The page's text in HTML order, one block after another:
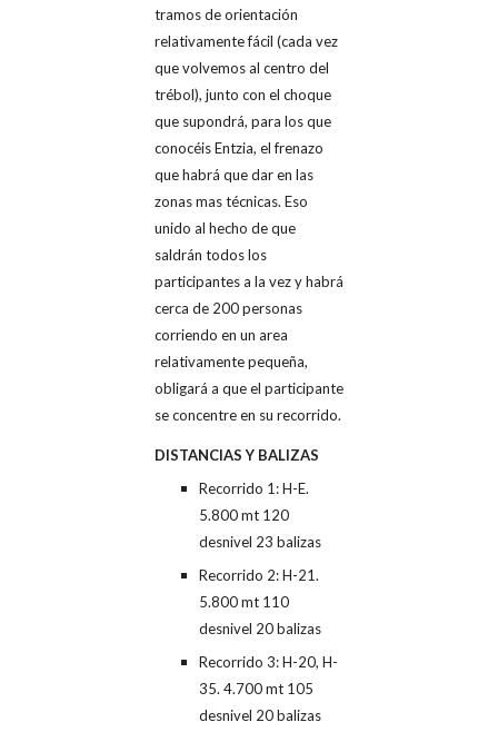
tramos de orientación
relativamente fácil (cada vez
que volvemos al centro del
trébol), junto con el choque
que supondrá, para los que
conocéis Entzia, el frenazo
que habrá que dar en las
zonas mas técnicas. Eso
unido al hecho de que
saldrán todos los
participantes a la vez y habrá
cerca de 200 personas
corriendo en un area
relativamente pequeña,
obligará a que el participante
se concentre en su recorrido.
DISTANCIAS Y BALIZAS
Recorrido 1: H-E.
5.800 mt 120
desnivel 23 balizas
Recorrido 2: H-21.
5.800 mt 110
desnivel 20 balizas
Recorrido 3: H-20, H-
35. 4.700 mt 105
desnivel 20 balizas